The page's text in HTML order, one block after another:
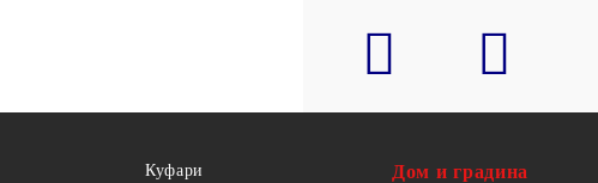
Куфари
Дом и градина